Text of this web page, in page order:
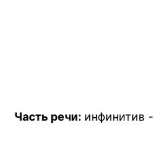
Часть речи: инфинитив -